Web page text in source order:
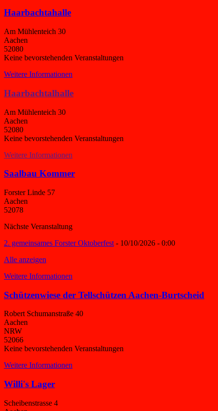
Haarbachtahalle
Am Mühlenteich 30
Aachen
52080
Keine bevorstehenden Veranstaltungen
Weitere Informationen
Haarbachtalhalle
Am Mühlenteich 30
Aachen
52080
Keine bevorstehenden Veranstaltungen
Weitere Informationen
Saalbau Kommer
Forster Linde 57
Aachen
52078
Nächste Veranstaltung
2. gemeinsames Forster Oktoberfest - 10/10/2026 - 0:00
Alle anzeigen
Weitere Informationen
Schützenwiese der Tellschützen Aachen-Burtscheid
Robert Schumanstraße 40
Aachen
NRW
52066
Keine bevorstehenden Veranstaltungen
Weitere Informationen
Willi's Lager
Scheibenstrasse 4